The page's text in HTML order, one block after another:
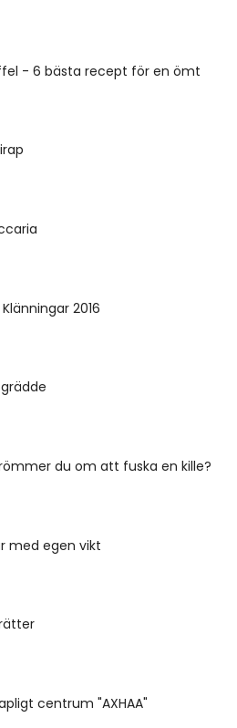
- 6 bästa recept för en ömt
2016
du om att fuska en kille?
med egen vikt
centrum "AXHAA"